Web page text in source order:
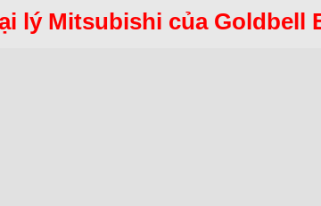
lý Mitsubishi của Goldbell